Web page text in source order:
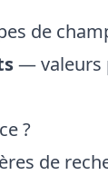
de
— valeurs
?
de